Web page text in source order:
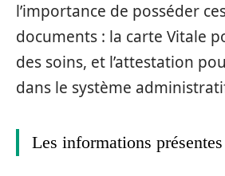
l’importance de posséder
documents : la carte Vitale
des soins, et l’attestation
dans le système
Les informations